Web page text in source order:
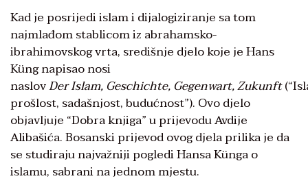
Kad je posrijedi islam i dijalogiziranje sa tom
najmlađom stablicom iz abrahamsko-
ibrahimovskog vrta, središnje djelo koje je Hans
Küng napisao nosi
naslovDer Islam, Geschichte, Gegenwart, Zukunft
prošlost, sadašnjost, budućnost”). Ovo djelo
objavljuje “Dobra knjiga” u prijevodu Avdije
Alibašića. Bosanski prijevod ovog djela prilika je da
se studiraju najvažniji pogledi Hansa Künga o
islamu, sabrani na jednom mjestu.